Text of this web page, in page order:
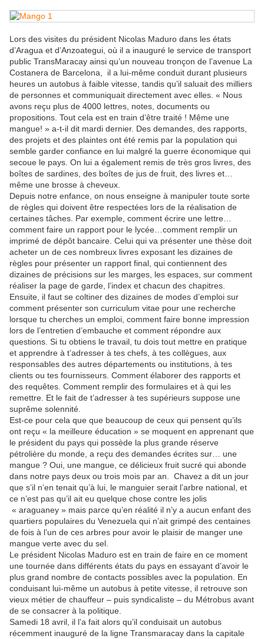
Lors des visites du président Nicolas Maduro dans les états
d’Aragua et d’Anzoategui, où il a inauguré le service de transport
public TransMaracay ainsi qu’un nouveau tronçon de l’avenue La
Costanera de Barcelona, il a lui-même conduit durant plusieurs
heures un autobus à faible vitesse, tandis qu’il saluait des milliers
de personnes et communiquait directement avec elles. « Nous
avons reçu plus de 4000 lettres, notes, documents ou
propositions. Tout cela est en train d’être traité ! Même une
mangue! » a-t-il dit mardi dernier. Des demandes, des rapports,
des projets et des plaintes ont été remis par la population qui
semble garder confiance en lui malgré la guerre économique qui
secoue le pays. On lui a également remis de très gros livres, des
boîtes de sardines, des boîtes de jus de fruit, des livres et…
même une brosse à cheveux.
Depuis notre enfance, on nous enseigne à manipuler toute sorte
de règles qui doivent être respectées lors de la réalisation de
certaines tâches. Par exemple, comment écrire une lettre…
comment faire un rapport pour le lycée…comment remplir un
imprimé de dépôt bancaire. Celui qui va présenter une thèse doit
acheter un de ces nombreux livres exposant les dizaines de
règles pour présenter un rapport final, qui contiennent des
dizaines de précisions sur les marges, les espaces, sur comment
réaliser la page de garde, l’index et chacun des chapitres.
Ensuite, il faut se coltiner des dizaines de modes d’emploi sur
comment présenter son curriculum vitae pour une recherche
lorsque tu cherches un emploi, comment faire bonne impression
lors de l’entretien d’embauche et comment répondre aux
questions. Si tu obtiens le travail, tu dois tout mettre en pratique
et apprendre à t’adresser à tes chefs, à tes collègues, aux
responsables des autres départements ou institutions, à tes
clients ou tes fournisseurs. Comment élaborer des rapports et
des requêtes. Comment remplir des formulaires et à qui les
remettre. Et le fait de t’adresser à tes supérieurs suppose une
suprême solennité.
Est-ce pour cela que que beaucoup de ceux qui pensent qu’ils
ont reçu « la meilleure éducation » se moquent en apprenant que
le président du pays qui possède la plus grande réserve
pétrolière du monde, a reçu des demandes écrites sur… une
mangue ? Oui, une mangue, ce délicieux fruit sucré qui abonde
dans notre pays deux ou trois mois par an. Chavez a dit un jour
que s’il n’en tenait qu’à lui, le manguier serait l’arbre national, et
ce n’est pas qu’il ait eu quelque chose contre les jolis
« araguaney » mais parce qu’en réalité il n’y a aucun enfant des
quartiers populaires du Venezuela qui n’ait grimpé des centaines
de fois à l’un de ces arbres pour avoir le plaisir de manger une
mangue verte avec du sel.
Le président Nicolas Maduro est en train de faire en ce moment
une tournée dans différents états du pays en essayant d’avoir le
plus grand nombre de contacts possibles avec la population. En
conduisant lui-même un autobus à petite vitesse, il retrouve son
vieux métier de chauffeur – puis syndicaliste – du Métrobus avant
de se consacrer à la politique.
Samedi 18 avril, il l’a fait alors qu’il conduisait un autobus
récemment inauguré de la ligne Transmaracay dans la capitale